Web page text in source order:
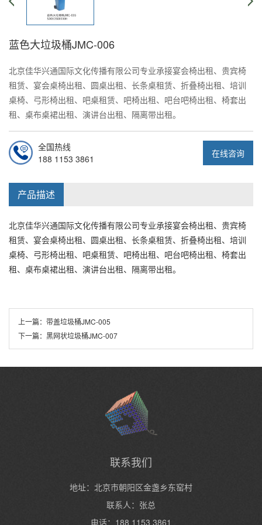
蓝色大垃圾桶JMC-006
北京佳华兴通国际文化传播有限公司专业承接宴会椅出租、贵宾椅
租赁、宴会桌椅出租、圆桌出租、长条桌租赁、折叠椅出租、培训
桌椅、弓形椅出租、吧桌租赁、吧椅出租、吧台吧椅出租、椅套出
租、桌布桌裙出租、演讲台出租、隔离带出租。
在线咨询
全国热线
188 1153 3861
产品描述
北京佳华兴通国际文化传播有限公司专业承接宴会椅出租、贵宾椅
租赁、宴会桌椅出租、圆桌出租、长条桌租赁、折叠椅出租、培训
桌椅、弓形椅出租、吧桌租赁、吧椅出租、吧台吧椅出租、椅套出
租、桌布桌裙出租、演讲台出租、隔离带出租。
上一篇： 带盖垃圾桶JMC-005
下一篇： 黑网状垃圾桶JMC-007
联系我们
地址：北京市朝阳区金盏乡东窑村
联系人：张总
电话：188 1153 3861